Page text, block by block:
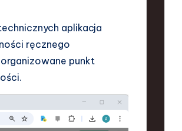
aplikacja
ręcznego
punkt